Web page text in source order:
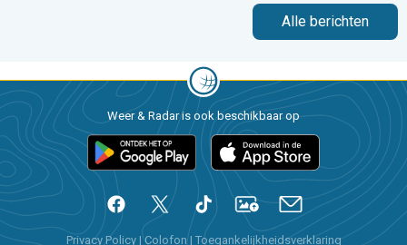
Alle berichten
Weer & Radar is ook beschikbaar op
Privacy Policy |Colofon | Toegankelijkheidsverklaring